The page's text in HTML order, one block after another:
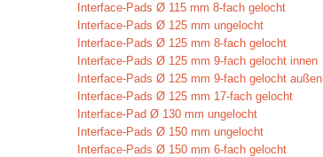
Interface-Pads Ø 115 mm 8-fach gelocht
Interface-Pads Ø 125 mm ungelocht
Interface-Pads Ø 125 mm 8-fach gelocht
Interface-Pads Ø 125 mm 9-fach gelocht innen
Interface-Pads Ø 125 mm 9-fach gelocht außen
Interface-Pads Ø 125 mm 17-fach gelocht
Interface-Pad Ø 130 mm ungelocht
Interface-Pads Ø 150 mm ungelocht
Interface-Pads Ø 150 mm 6-fach gelocht